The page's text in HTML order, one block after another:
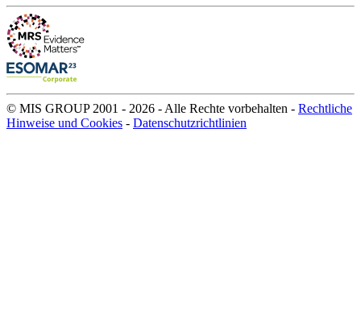
© MIS GROUP 2001 - 2026 - Alle Rechte vorbehalten - Rechtliche
Hinweise und Cookies - Datenschutzrichtlinien